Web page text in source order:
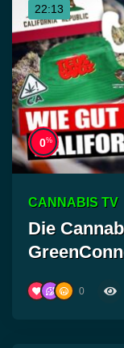
22:13
0%
CANNABIS TV
Die
0